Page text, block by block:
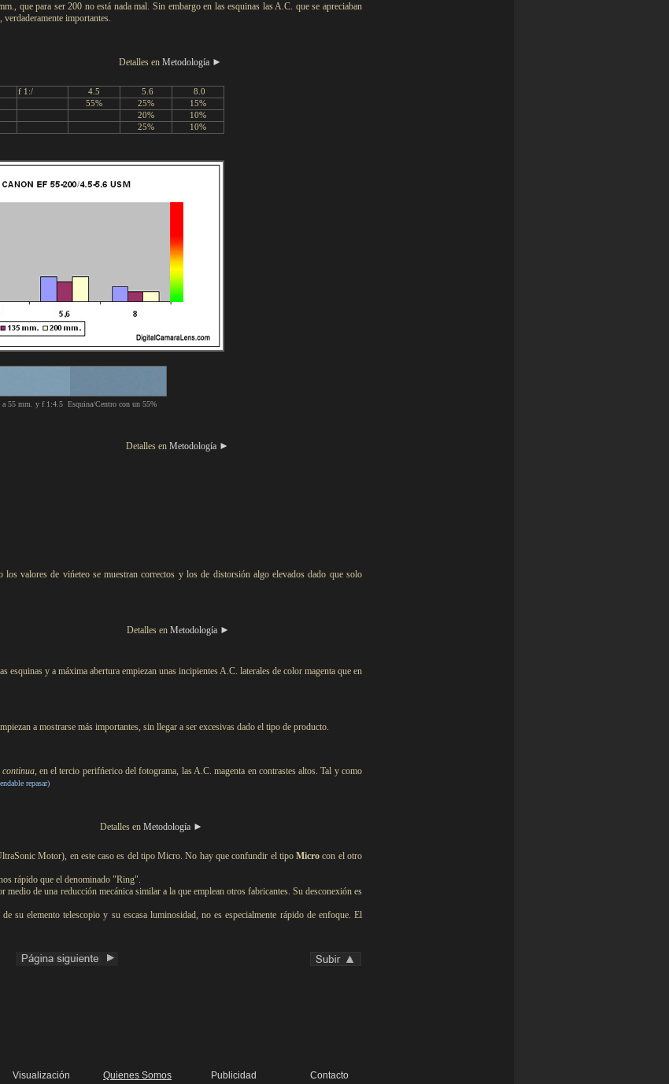
que para ser 200 no está nada mal. Sin embargo en las esquinas las A.C. que se apreciaban
importantes.
Detalles en Metodología ►
f 1:/ 4.5 5.6
8.0
55% 25%
15%
20%
10%
25% 10%
a 55 mm. y f 1:4.5 Esquina/Centro con un 55%
Detalles en Metodología ►
los valores de vińeteo se muestran correctos y los de distorsión algo elevados dado que solo
Detalles en Metodología ►
esquinas y a máxima abertura empiezan unas incipientes A.C. laterales de color magenta que en
a mostrarse más importantes, sin llegar a ser excesivas dado el tipo de producto.
en el tercio perifńerico del fotograma, las A.C. magenta en contrastes altos. Tal y como
repasar)
Detalles en Metodología ►
Motor), en este caso es del tipo Micro. No hay que confundir el tipoMicro con el otro
rápido que el denominado "Ring".
de una reducción mecánica similar a la que emplean otros fabricantes. Su desconexión es
su elemento telescopio y su escasa luminosidad, no es especialmente rápido de enfoque. El